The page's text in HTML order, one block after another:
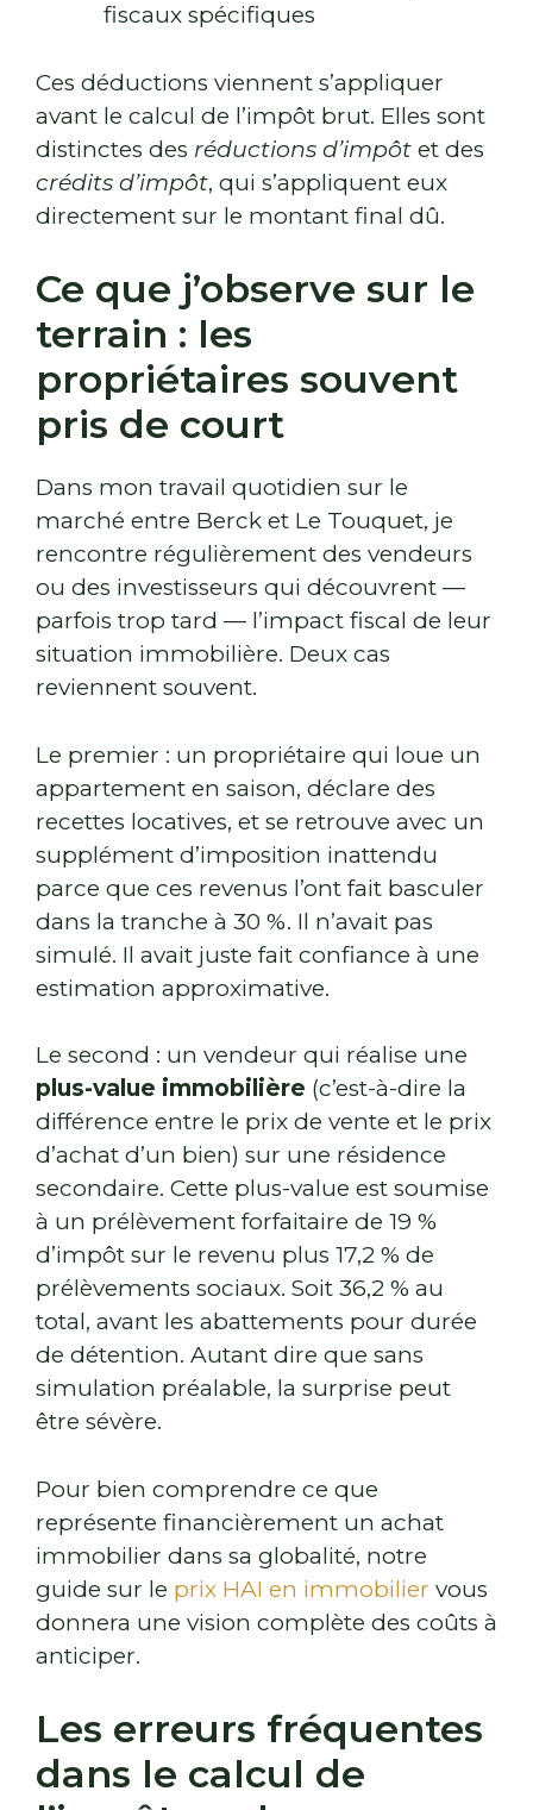
fiscaux spécifiques
Ces déductions viennent s’appliquer
avant le calcul de l’impôt brut. Elles sont
distinctes des réductions d’impôt et des
crédits d’impôt, qui s’appliquent eux
directement sur le montant final dû.
Ce que j’observe sur le
terrain : les
propriétaires souvent
pris de court
Dans mon travail quotidien sur le
marché entre Berck et Le Touquet, je
rencontre régulièrement des vendeurs
ou des investisseurs qui découvrent —
parfois trop tard — l’impact fiscal de leur
situation immobilière. Deux cas
reviennent souvent.
Le premier : un propriétaire qui loue un
appartement en saison, déclare des
recettes locatives, et se retrouve avec un
supplément d’imposition inattendu
parce que ces revenus l’ont fait basculer
dans la tranche à 30 %. Il n’avait pas
simulé. Il avait juste fait confiance à une
estimation approximative.
Le second : un vendeur qui réalise une
plus-value immobilière (c’est-à-dire la
différence entre le prix de vente et le prix
d’achat d’un bien) sur une résidence
secondaire. Cette plus-value est soumise
à un prélèvement forfaitaire de 19 %
d’impôt sur le revenu plus 17,2 % de
prélèvements sociaux. Soit 36,2 % au
total, avant les abattements pour durée
de détention. Autant dire que sans
simulation préalable, la surprise peut
être sévère.
Pour bien comprendre ce que
représente financièrement un achat
immobilier dans sa globalité, notre
guide sur le prix HAI en immobilier vous
donnera une vision complète des coûts à
anticiper.
Les erreurs fréquentes
dans le calcul de